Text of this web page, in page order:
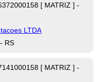
[ MATRIZ ] -
LTDA
RS
[ MATRIZ ] -